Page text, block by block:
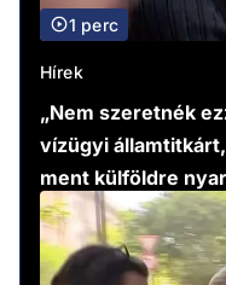
1 perc
Hírek
„Nem szeretnék
vízügyi
ment külföldre